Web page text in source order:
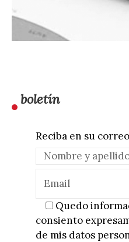
boletín
Reciba en su
Quedo
consiento
de mis datos